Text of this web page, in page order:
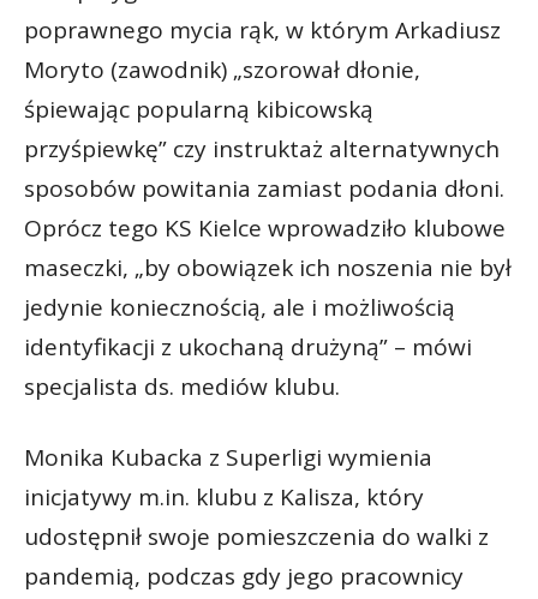
poprawnego mycia rąk, w którym Arkadiusz
Moryto (zawodnik) „szorował dłonie,
śpiewając popularną kibicowską
przyśpiewkę” czy instruktaż alternatywnych
sposobów powitania zamiast podania dłoni.
Oprócz tego KS Kielce wprowadziło klubowe
maseczki, „by obowiązek ich noszenia nie był
jedynie koniecznością, ale i możliwością
identyfikacji z ukochaną drużyną” – mówi
specjalista ds. mediów klubu.
Monika Kubacka z Superligi wymienia
inicjatywy m.in. klubu z Kalisza, który
udostępnił swoje pomieszczenia do walki z
pandemią, podczas gdy jego pracownicy